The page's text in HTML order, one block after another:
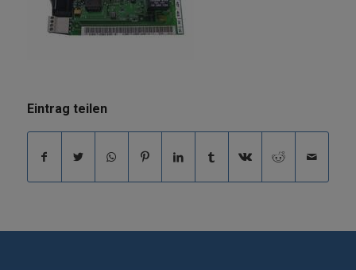
Eintrag teilen